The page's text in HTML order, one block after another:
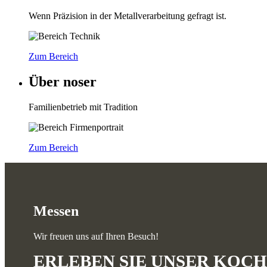
Wenn Präzision in der Metallverarbeitung gefragt ist.
Zum Bereich
Über noser
Familienbetrieb mit Tradition
Zum Bereich
Messen
Wir freuen uns auf Ihren Besuch!
ERLEBEN SIE UNSER